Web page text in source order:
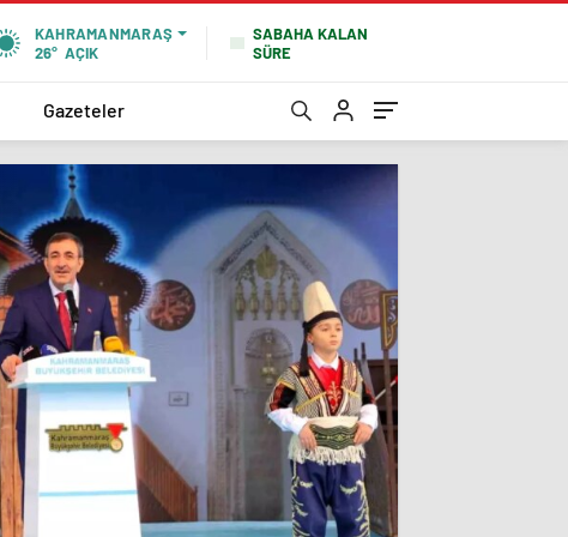
KAHRAMANMARAŞ
26° AÇIK
SABAHA KALAN
SÜRE
Gazeteler